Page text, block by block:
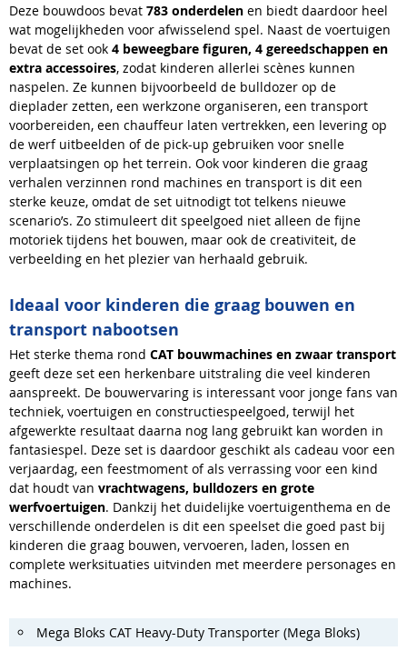
Deze bouwdoos bevat 783 onderdelen en biedt daardoor heel
wat mogelijkheden voor afwisselend spel. Naast de voertuigen
bevat de set ook 4 beweegbare figuren, 4 gereedschappen en
extra accessoires, zodat kinderen allerlei scènes kunnen
naspelen. Ze kunnen bijvoorbeeld de bulldozer op de
dieplader zetten, een werkzone organiseren, een transport
voorbereiden, een chauffeur laten vertrekken, een levering op
de werf uitbeelden of de pick-up gebruiken voor snelle
verplaatsingen op het terrein. Ook voor kinderen die graag
verhalen verzinnen rond machines en transport is dit een
sterke keuze, omdat de set uitnodigt tot telkens nieuwe
scenario’s. Zo stimuleert dit speelgoed niet alleen de fijne
motoriek tijdens het bouwen, maar ook de creativiteit, de
verbeelding en het plezier van herhaald gebruik.
Ideaal voor kinderen die graag bouwen en
transport nabootsen
Het sterke thema rond CAT bouwmachines en zwaar transport
geeft deze set een herkenbare uitstraling die veel kinderen
aanspreekt. De bouwervaring is interessant voor jonge fans van
techniek, voertuigen en constructiespeelgoed, terwijl het
afgewerkte resultaat daarna nog lang gebruikt kan worden in
fantasiespel. Deze set is daardoor geschikt als cadeau voor een
verjaardag, een feestmoment of als verrassing voor een kind
dat houdt van vrachtwagens, bulldozers en grote
werfvoertuigen. Dankzij het duidelijke voertuigenthema en de
verschillende onderdelen is dit een speelset die goed past bij
kinderen die graag bouwen, vervoeren, laden, lossen en
complete werksituaties uitvinden met meerdere personages en
machines.
Mega Bloks CAT Heavy-Duty Transporter (Mega Bloks)